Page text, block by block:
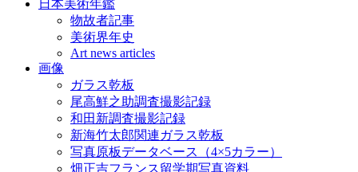
日本美術年鑑
物故者記事
美術界年史
Art news articles
画像
ガラス乾板
尾高鮮之助調査撮影記録
和田新調査撮影記録
新海竹太郎関連ガラス乾板
写真原板データベース（4×5カラー）
畑正吉フランス留学期写真資料